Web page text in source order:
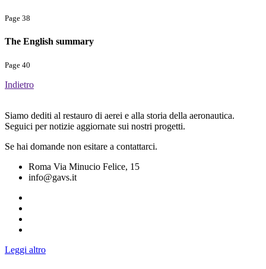
Page 38
The English summary
Page 40
Indietro
Siamo dediti al restauro di aerei e alla storia della aeronautica.
Seguici per notizie aggiornate sui nostri progetti.
Se hai domande non esitare a contattarci.
Roma Via Minucio Felice, 15
info@gavs.it
Leggi altro